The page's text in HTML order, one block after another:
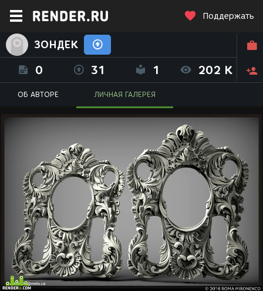
Поддержать
ЗОНДЕК
0 31 1 202 K
ОБ АВТОРЕ ЛИЧНАЯ ГАЛЕРЕЯ